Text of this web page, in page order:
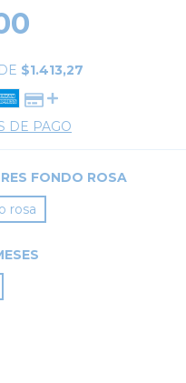
$1.413,27
DE PAGO
FONDO ROSA
rosa